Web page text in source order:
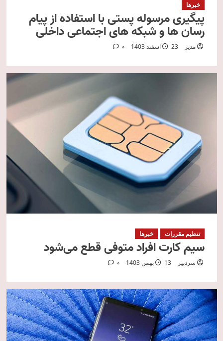
خبرها
پیگیری مرسوله پستی با استفاده از پیام
رسان ها و شبکه های اجتماعی داخلی
مدیر 23 اسفند 1403 0
تنظیم مقررات خبرها
سیم‌ کارت‌ افراد متوفی قطع می‌شود
سردبیر 13 بهمن 1403 0